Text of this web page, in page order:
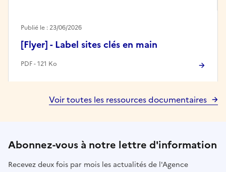
[Flyer] - Label sites clés en main
Publié le : 23/06/2026
PDF - 121 Ko
Voir toutes les ressources documentaires
Abonnez-vous à notre lettre d'information
Recevez deux fois par mois les actualités de l'Agence